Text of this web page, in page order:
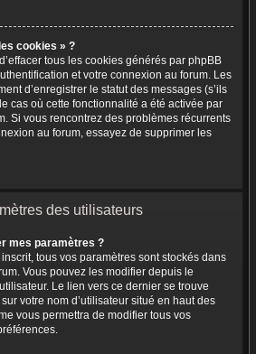
cookies » ?
tous les cookies générés par phpBB
et votre connexion au forum. Les
d’enregistrer le statut des messages (s’ils
cas où cette fonctionnalité a été activée par
Si vous rencontrez des problèmes récurrents
au forum, essayez de supprimer les
des utilisateurs
mes paramètres ?
tous vos paramètres sont stockés dans
Vous pouvez les modifier depuis le
Le lien vers ce dernier se trouve
votre nom d’utilisateur situé en haut des
vous permettra de modifier tous vos